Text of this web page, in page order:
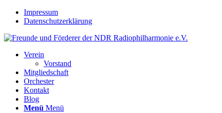
Impressum
Datenschutzerklärung
Verein
Vorstand
Mitgliedschaft
Orchester
Kontakt
Blog
Menü Menü